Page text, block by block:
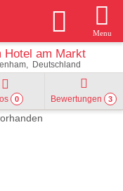
Menu
Hotel am Markt
Deutschland
0 Bewertungen 3